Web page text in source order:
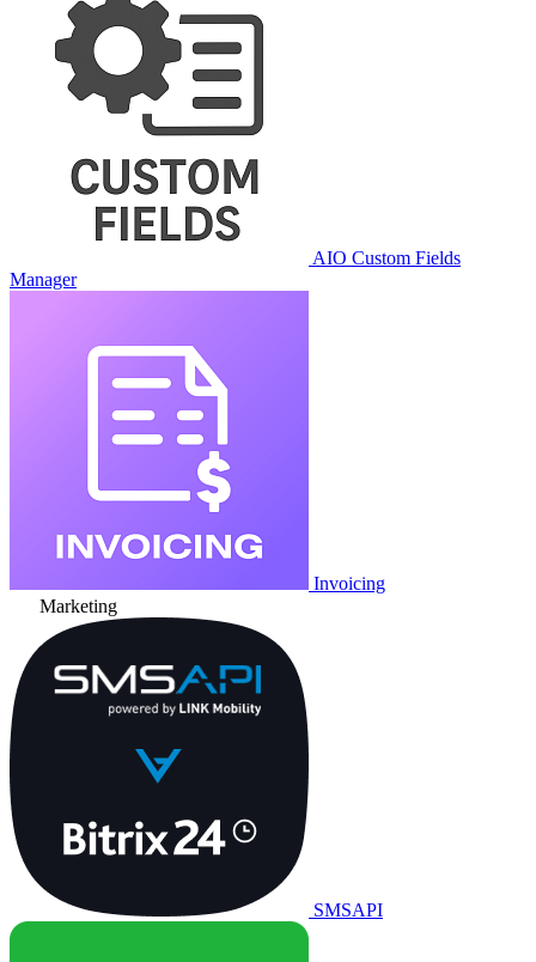
AIO Custom Fields
Manager
Invoicing
Marketing
SMSAPI